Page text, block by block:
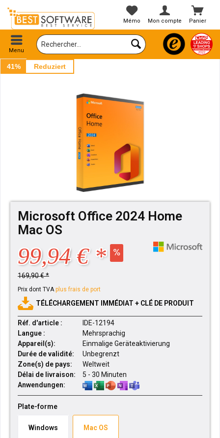
Panier
Mémo Mon compte
Menu
41% Reduziert
Microsoft Office 2024 Home
Mac OS
99,94 € *
169,90 € *
Prix dont TVAplus frais de port
TÉLÉCHARGEMENT IMMÉDIAT + CLÉ DE PRODUIT
Réf. d'article :
IDE-12194
Langue :
Mehrsprachig
Appareil(s):
Einmalige Geräteaktivierung
Durée de validité:
Unbegrenzt
Zone(s) de pays:
Weltweit
Délai de livraison:
5 - 30 Minuten
Anwendungen:
Plate-forme
Windows Mac OS